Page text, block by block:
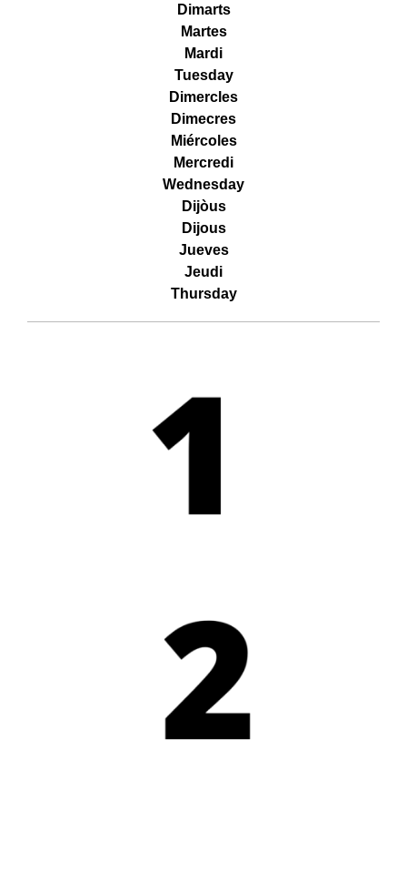
Dimarts
Martes
Mardi
Tuesday
Dimercles
Dimecres
Miércoles
Mercredi
Wednesday
Dijòus
Dijous
Jueves
Jeudi
Thursday